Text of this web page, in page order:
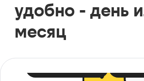
удобно - день
месяц